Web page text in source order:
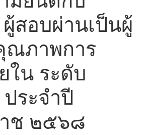
สอบผ่านเป็นผู้
ณภาพการ
ใน ระดับ
ระจำปี
ช ๒๕๖๘